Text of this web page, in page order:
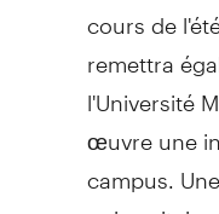
cours de
remettra
l'Université
œuvre une
campus.